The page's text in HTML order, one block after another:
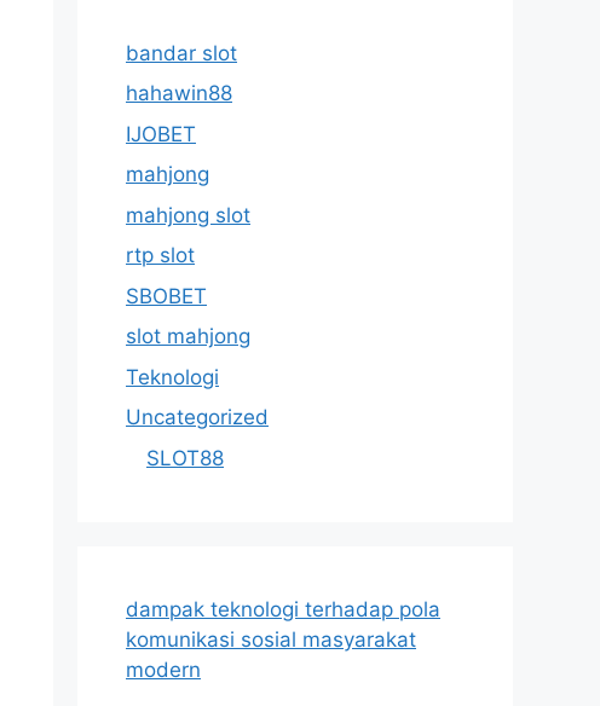
bandar slot
hahawin88
IJOBET
mahjong
mahjong slot
rtp slot
SBOBET
slot mahjong
Teknologi
Uncategorized
SLOT88
dampak teknologi terhadap pola
komunikasi sosial masyarakat
modern